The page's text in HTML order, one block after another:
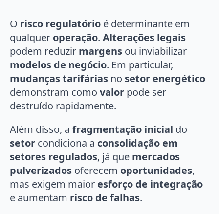
O risco regulatório é determinante em
qualquer operação. Alterações legais
podem reduzir margens ou inviabilizar
modelos de negócio. Em particular,
mudanças tarifárias no setor energético
demonstram como valor pode ser
destruído rapidamente.
Além disso, a fragmentação inicial do
setor condiciona a consolidação em
setores regulados, já que mercados
pulverizados oferecem oportunidades,
mas exigem maior esforço de integração
e aumentam risco de falhas.